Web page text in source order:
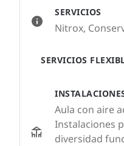
SERVICIOS
Nitrox,
SERVICIOS
Aula con aire
Instalaciones
diversidad